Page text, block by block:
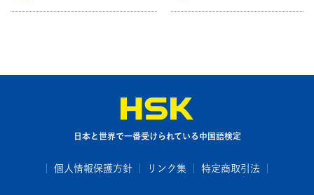
日本と世界で一番受けられている中国語検定
個人情報保護方針 リンク集 特定商取引法